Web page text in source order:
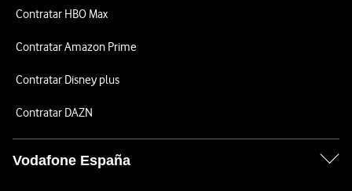
Contratar HBO Max
Contratar Amazon Prime
Contratar Disney plus
Contratar DAZN
Vodafone España